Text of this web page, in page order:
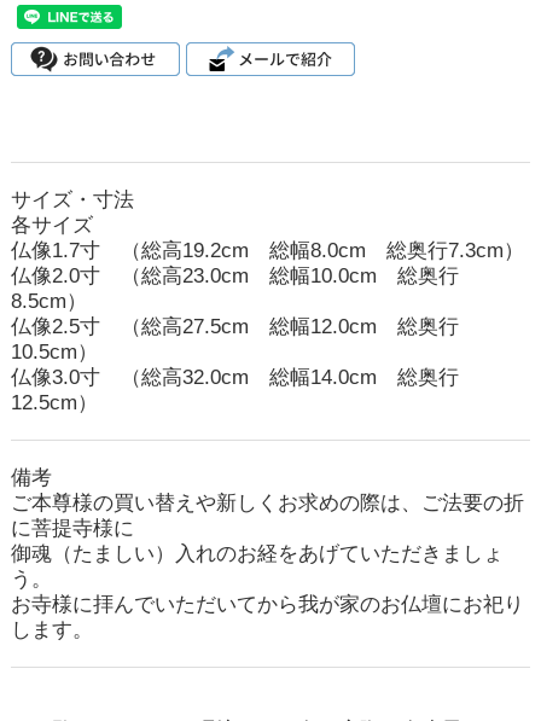
サイズ・寸法
各サイズ
仏像1.7寸 （総高19.2cm 総幅8.0cm 総奥行7.3cm）
仏像2.0寸 （総高23.0cm 総幅10.0cm 総奥行
8.5cm）
仏像2.5寸 （総高27.5cm 総幅12.0cm 総奥行
10.5cm）
仏像3.0寸 （総高32.0cm 総幅14.0cm 総奥行
12.5cm）
備考
ご本尊様の買い替えや新しくお求めの際は、ご法要の折
に菩提寺様に
御魂（たましい）入れのお経をあげていただきましょ
う。
お寺様に拝んでいただいてから我が家のお仏壇にお祀り
します。